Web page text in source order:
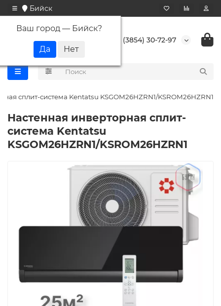
Бийск
Ваш город — Бийск?
+7 (3854) 30-72-97
сплит-система Kentatsu KSGOM26HZRN1/KSROM26HZRN1
Настенная инверторная сплит-
система Kentatsu
KSGOM26HZRN1/KSROM26HZRN1